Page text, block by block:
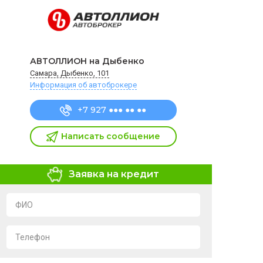
АВТОЛЛИОН на Дыбенко
Самара, Дыбенко, 101
Информация об автоброкере
+7 927 ●●● ●● ●●
Написать сообщение
Заявка на кредит
ФИО
Телефон